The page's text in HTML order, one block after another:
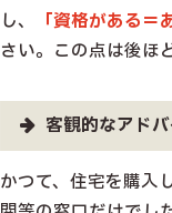
し、
「資格がある
さい。この点は後ほ
客観的なアド
かつて、住宅を購入